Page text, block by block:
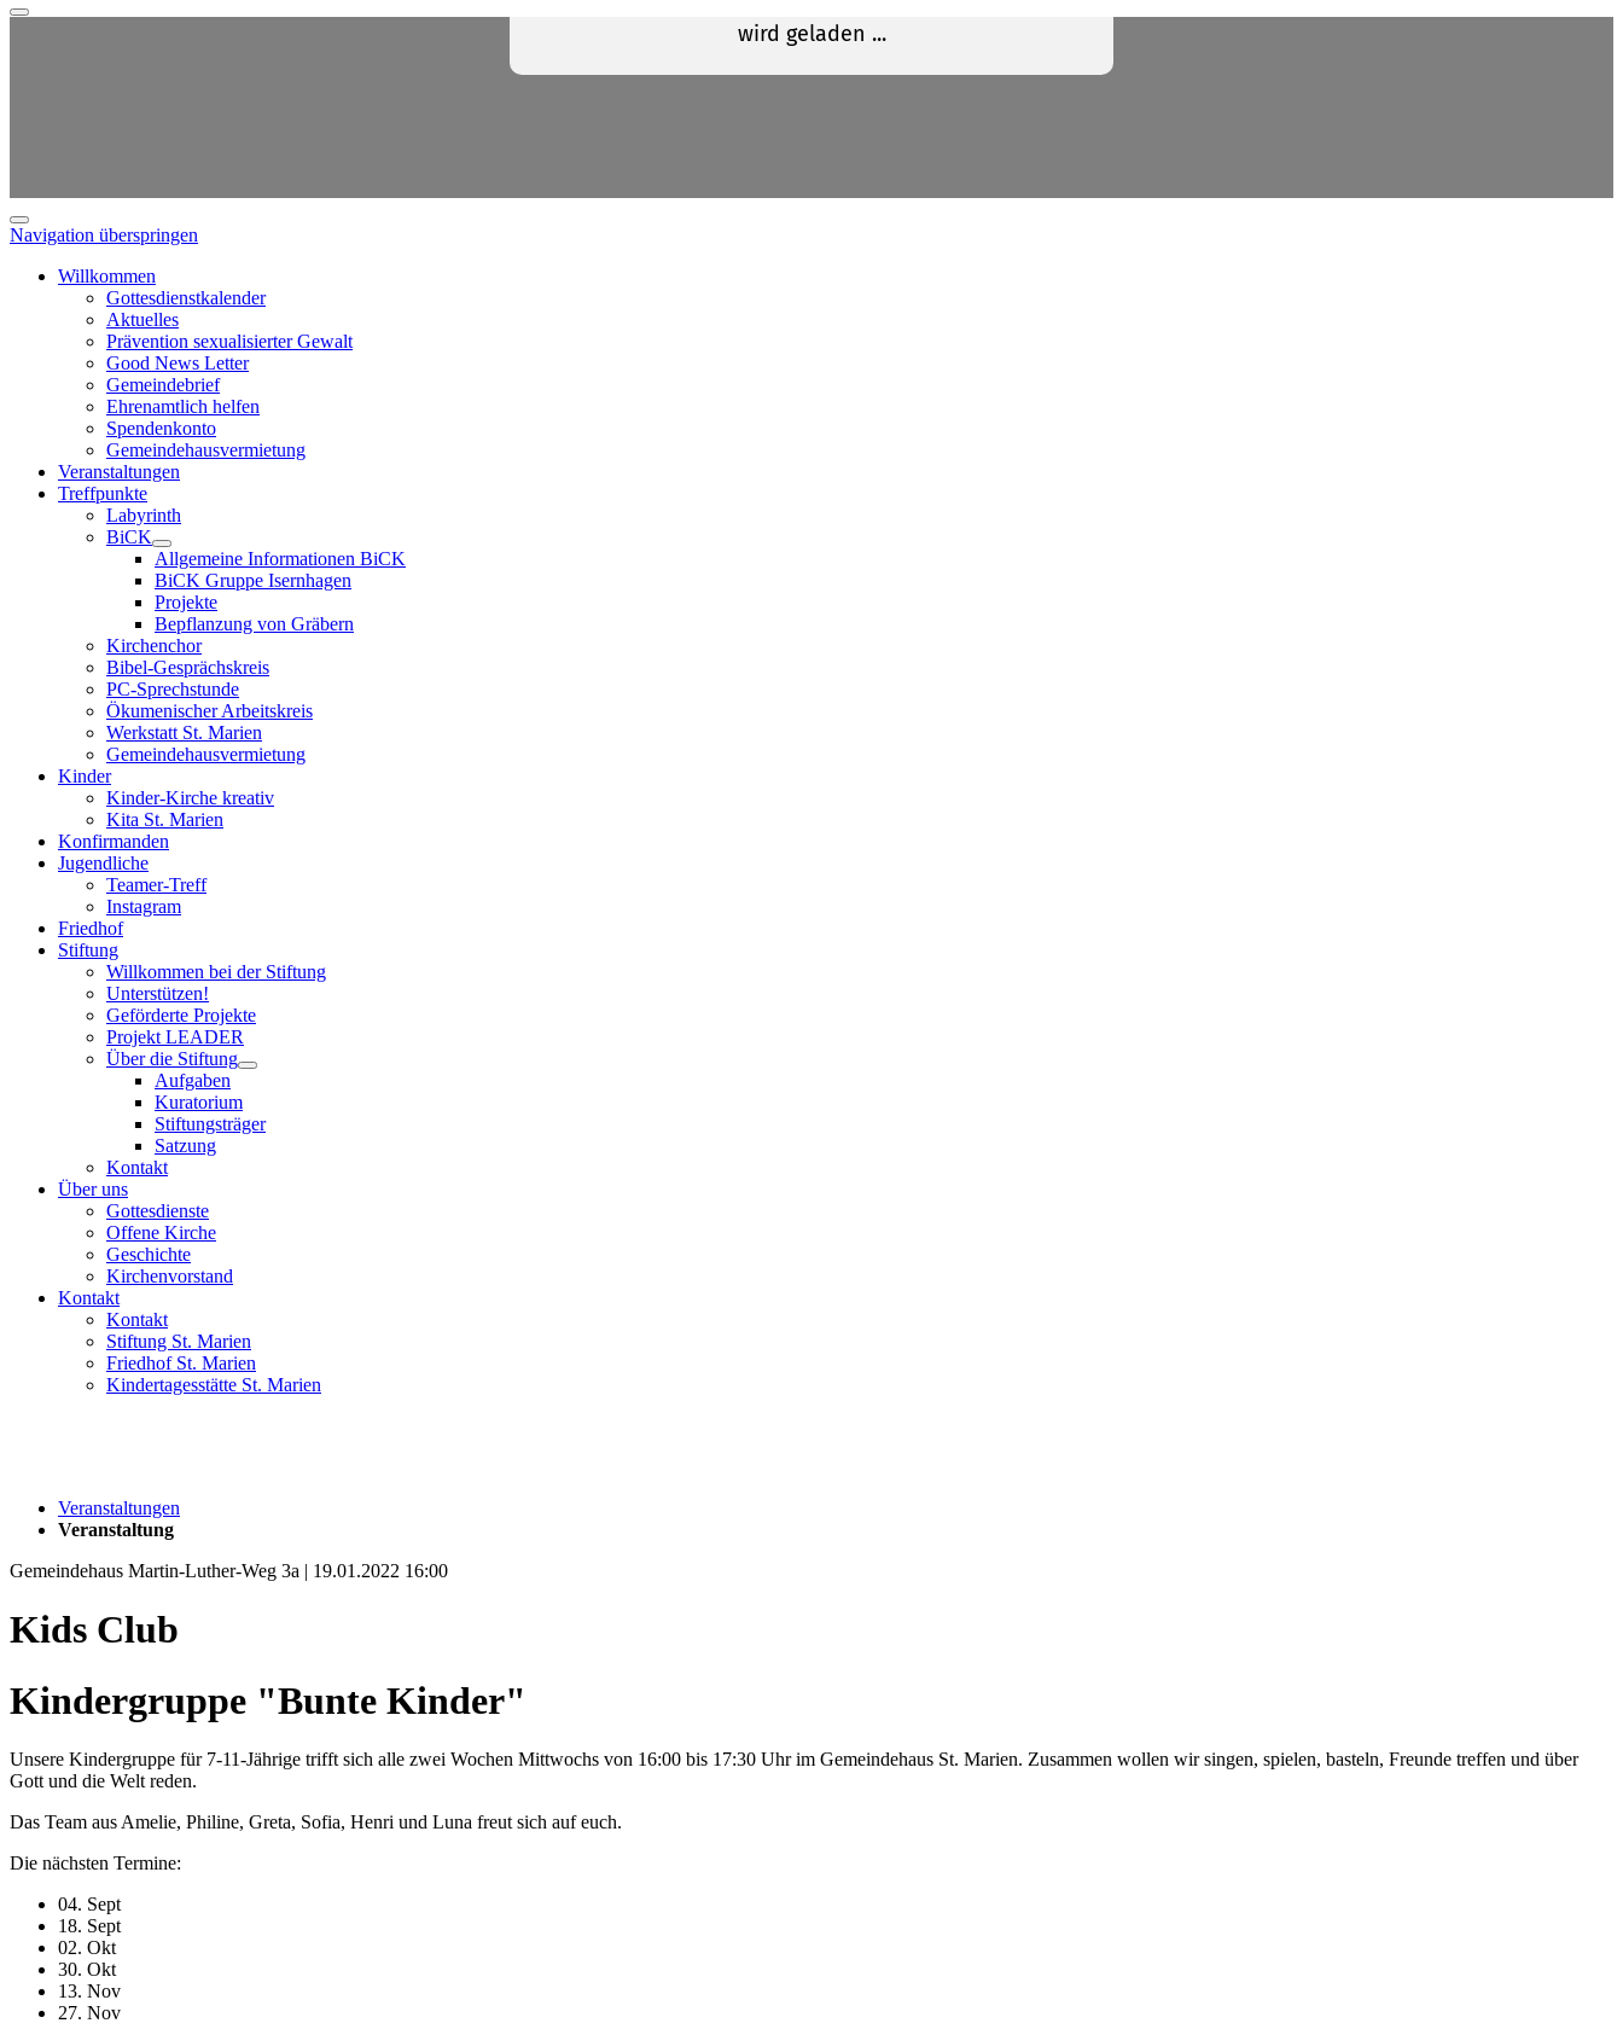
Navigation überspringen
Willkommen
Gottesdienstkalender
Aktuelles
Prävention sexualisierter Gewalt
Good News Letter
Gemeindebrief
Ehrenamtlich helfen
Spendenkonto
Gemeindehausvermietung
Veranstaltungen
Treffpunkte
Labyrinth
BiCK
Allgemeine Informationen BiCK
BiCK Gruppe Isernhagen
Projekte
Bepflanzung von Gräbern
Kirchenchor
Bibel-Gesprächskreis
PC-Sprechstunde
Ökumenischer Arbeitskreis
Werkstatt St. Marien
Gemeindehausvermietung
Kinder
Kinder-Kirche kreativ
Kita St. Marien
Konfirmanden
Jugendliche
Teamer-Treff
Instagram
Friedhof
Stiftung
Willkommen bei der Stiftung
Unterstützen!
Geförderte Projekte
Projekt LEADER
Über die Stiftung
Aufgaben
Kuratorium
Stiftungsträger
Satzung
Kontakt
Über uns
Gottesdienste
Offene Kirche
Geschichte
Kirchenvorstand
Kontakt
Kontakt
Stiftung St. Marien
Friedhof St. Marien
Kindertagesstätte St. Marien
Veranstaltungen
Veranstaltung
Gemeindehaus Martin-Luther-Weg 3a | 19.01.2022 16:00
Kids Club
Kindergruppe "Bunte Kinder"
Unsere Kindergruppe für 7-11-Jährige trifft sich alle zwei Wochen Mittwochs von 16:00 bis 17:30 Uhr im Gemeindehaus St. Marien. Zusammen wollen wir singen, spielen, basteln, Freunde treffen und über
Gott und die Welt reden.
Das Team aus Amelie, Philine, Greta, Sofia, Henri und Luna freut sich auf euch.
Die nächsten Termine:
04. Sept
18. Sept
02. Okt
30. Okt
13. Nov
27. Nov